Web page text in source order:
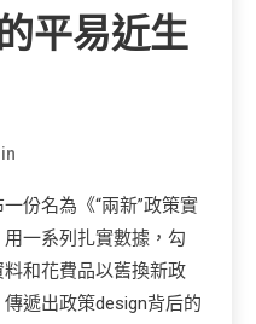
平易近生
份名為《“兩新”政策實
一系列扎實數據，勾
和花費品以舊換新政
遞出政策design背后的